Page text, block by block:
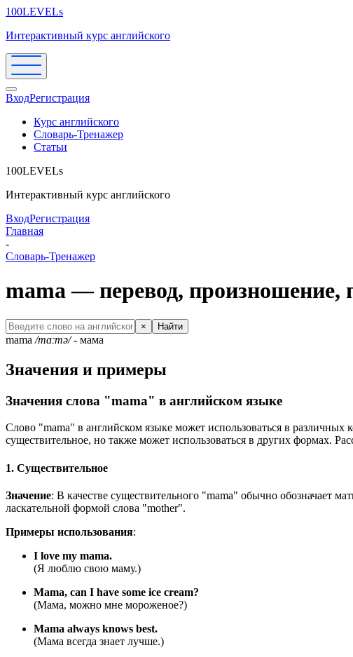
100LEVELs
Интерактивный курс английского
ВходРегистрация
Курс английского
Словарь-Тренажер
Статьи
100LEVELs
Интерактивный курс английского
ВходРегистрация
Главная
-
Словарь-Тренажер
mama — перевод, произношение,
× Найти
mama /mɑːmə/- мама
Значения и примеры
Значения слова "mama" в английском языке
Слово "mama" в английском языке может использоваться в различных
существительное, но также может использоваться в других формах.
1. Существительное
Значение: В качестве существительного "mama" обычно обозначает
ласкательной формой слова "mother".
Примеры использования:
I love my mama.
(Я люблю свою маму.)
Mama, can I have some ice cream?
(Мама, можно мне мороженое?)
Mama always knows best.
(Мама всегда знает лучше.)